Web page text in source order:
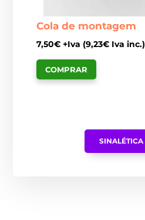
Cola de montagem
7,50€ +Iva (9,23€ Iva inc.)
COMPRAR
SINALÉTICA